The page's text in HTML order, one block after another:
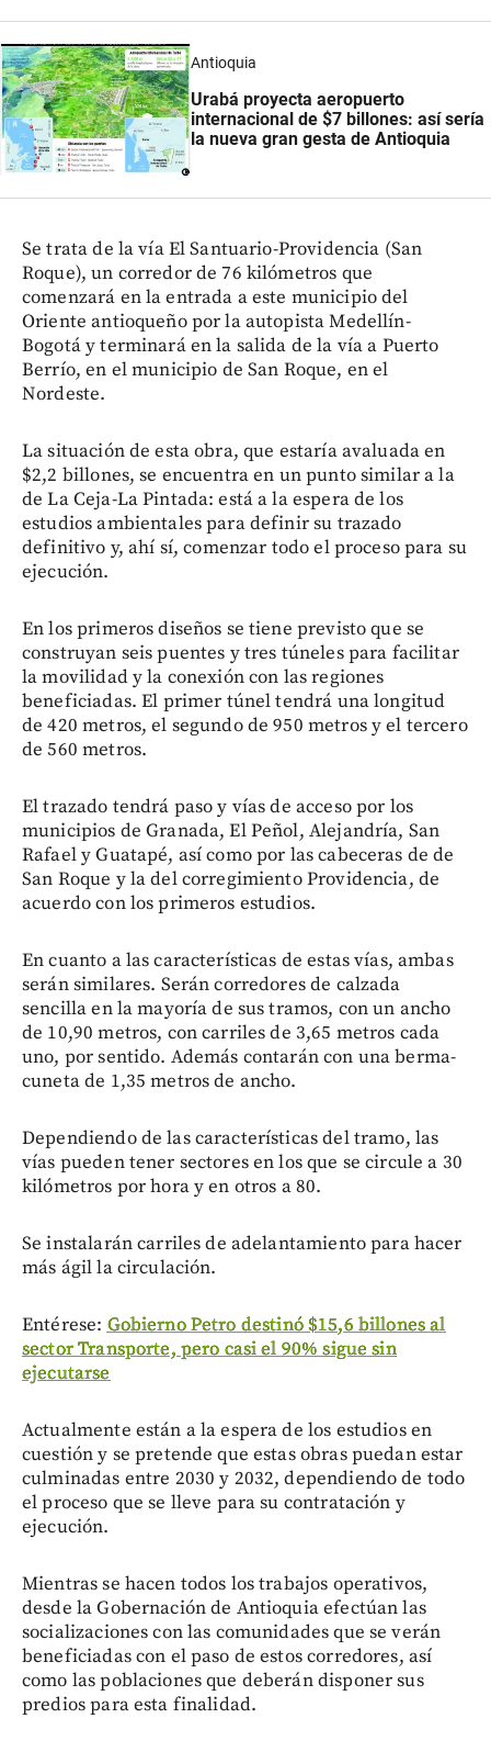
Antioquia
Urabá proyecta aeropuerto
internacional de $7 billones: así sería
la nueva gran gesta de Antioquia
Se trata de la vía El Santuario-Providencia (San
Roque), un corredor de 76 kilómetros que
comenzará en la entrada a este municipio del
Oriente antioqueño por la autopista Medellín-
Bogotá y terminará en la salida de la vía a Puerto
Berrío, en el municipio de San Roque, en el
Nordeste.
La situación de esta obra, que estaría avaluada en
$2,2 billones, se encuentra en un punto similar a la
de La Ceja-La Pintada: está a la espera de los
estudios ambientales para definir su trazado
definitivo y, ahí sí, comenzar todo el proceso para su
ejecución.
En los primeros diseños se tiene previsto que se
construyan seis puentes y tres túneles para facilitar
la movilidad y la conexión con las regiones
beneficiadas. El primer túnel tendrá una longitud
de 420 metros, el segundo de 950 metros y el tercero
de 560 metros.
El trazado tendrá paso y vías de acceso por los
municipios de Granada, El Peñol, Alejandría, San
Rafael y Guatapé, así como por las cabeceras de de
San Roque y la del corregimiento Providencia, de
acuerdo con los primeros estudios.
En cuanto a las características de estas vías, ambas
serán similares. Serán corredores de calzada
sencilla en la mayoría de sus tramos, con un ancho
de 10,90 metros, con carriles de 3,65 metros cada
uno, por sentido. Además contarán con una berma-
cuneta de 1,35 metros de ancho.
Dependiendo de las características del tramo, las
vías pueden tener sectores en los que se circule a 30
kilómetros por hora y en otros a 80.
Se instalarán carriles de adelantamiento para hacer
más ágil la circulación.
Entérese: Gobierno Petro destinó $15,6 billones al
sector Transporte, pero casi el 90% sigue sin
ejecutarse
Actualmente están a la espera de los estudios en
cuestión y se pretende que estas obras puedan estar
culminadas entre 2030 y 2032, dependiendo de todo
el proceso que se lleve para su contratación y
ejecución.
Mientras se hacen todos los trabajos operativos,
desde la Gobernación de Antioquia efectúan las
socializaciones con las comunidades que se verán
beneficiadas con el paso de estos corredores, así
como las poblaciones que deberán disponer sus
predios para esta finalidad.